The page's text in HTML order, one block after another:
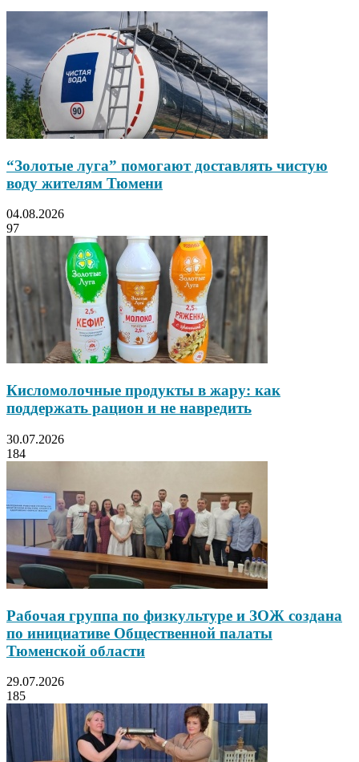
“Золотые луга” помогают доставлять чистую
воду жителям Тюмени
04.08.2026
97
Кисломолочные продукты в жару: как
поддержать рацион и не навредить
30.07.2026
184
Рабочая группа по физкультуре и ЗОЖ создана
по инициативе Общественной палаты
Тюменской области
29.07.2026
185